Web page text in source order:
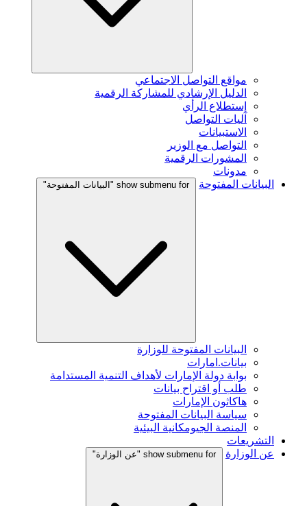
مواقع التواصل الاجتماعي
الدليل الإرشادي للمشاركة الرقمية
إستطلاع الرأي
آليات التواصل
الاستبيانات
التواصل مع الوزير
المشورات الرقمية
مدونات
البيانات المفتوحة
show submenu for "البيانات المفتوحة"
البيانات المفتوحة للوزارة
بيانات.امارات
بوابة دولة الإمارات لأهداف التنمية المستدامة
طلب أو اقتراح بيانات
هاكاثون الإمارات
سياسة البيانات المفتوحة
المنصة الجيومكانية البيئية
التشريعات
عن الوزارة
show submenu for "عن الوزارة"